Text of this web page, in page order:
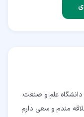
دانشگاه علم و صنعت.
مندم و سعی دارم